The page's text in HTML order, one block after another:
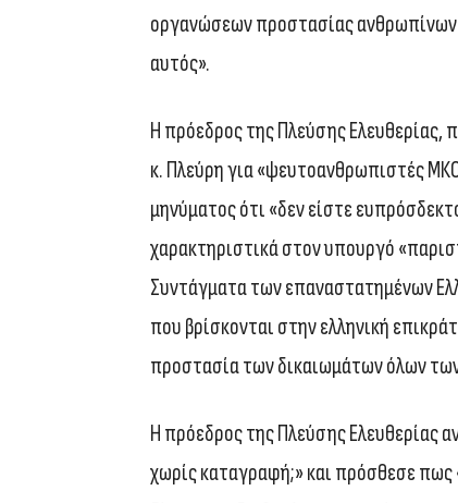
οργανώσεων προστασίας ανθρωπίνων
αυτός».
Η πρόεδρος της Πλεύσης Ελευθερίας,
κ. Πλεύρη για «ψευτοανθρωπιστές
μηνύματος ότι «δεν είστε
χαρακτηριστικά στον υπουργό
Συντάγματα των επαναστατημένων
που βρίσκονται στην ελληνική
προστασία των δικαιωμάτων όλων
Η πρόεδρος της Πλεύσης Ελευθερίας
χωρίς καταγραφή;» και πρόσθεσε πως